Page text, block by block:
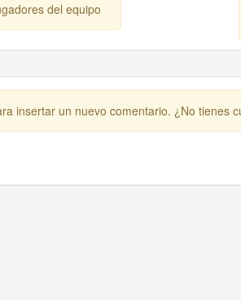
del equipo
insertar un nuevo comentario. ¿No tienes